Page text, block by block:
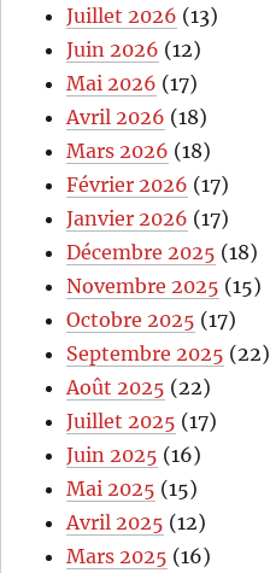
Juillet 2026 (13)
Juin 2026 (12)
Mai 2026 (17)
Avril 2026 (18)
Mars 2026 (18)
Février 2026 (17)
Janvier 2026 (17)
Décembre 2025 (18)
Novembre 2025 (15)
Octobre 2025 (17)
Septembre 2025 (22)
Août 2025 (22)
Juillet 2025 (17)
Juin 2025 (16)
Mai 2025 (15)
Avril 2025 (12)
Mars 2025 (16)